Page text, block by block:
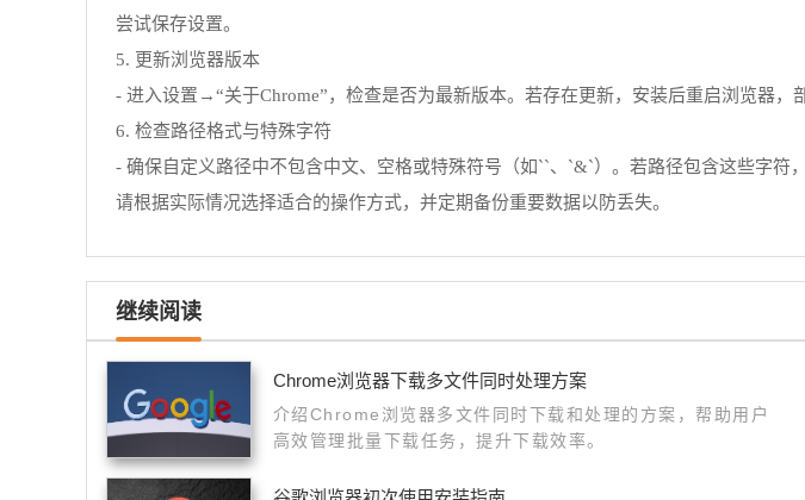
尝试保存设置。
5. 更新浏览器版本
- 进入设置→“关于Chrome”，检查是否为最新版本。若存在更新，安装后重启浏览器，
6. 检查路径格式与特殊字符
- 确保自定义路径中不包含中文、空格或特殊符号（如``、`&`）。若路径包含这些字符
请根据实际情况选择适合的操作方式，并定期备份重要数据以防丢失。
继续阅读
Chrome浏览器下载多文件同时处理方案
介绍Chrome浏览器多文件同时下载和处理的方案，帮助用户
高效管理批量下载任务，提升下载效率。